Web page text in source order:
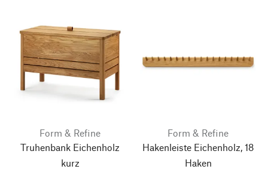
Form & Refine
Truhenbank Eichenholz
kurz
Form & Refine
Hakenleiste Eichenholz, 18
Haken